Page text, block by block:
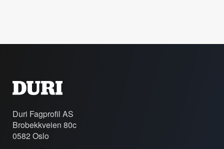
Duri Fagprofil AS
Brobekkveien 80c
0582 Oslo